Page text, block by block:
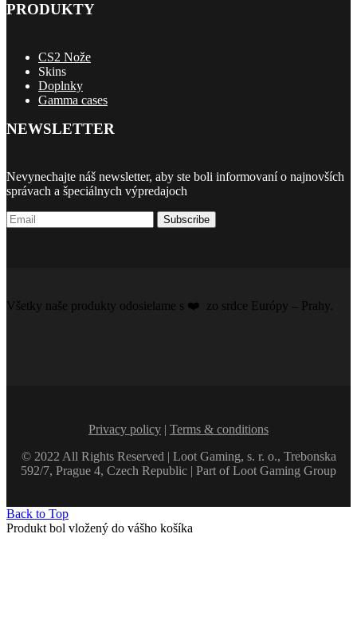
PRODUKTY
CS2 Nože
Skins
Doplnky
Gamma cases
NEWSLETTER
Nevynechajte náš newsletter, aby ste boli informovaní o najnovších
správach a špeciálnych výpredajoch
Subscribe
Všetky naše produkty odosielame s ❤️️ zo srdce Európy – Prahy.
Privacy policy | Terms & conditions
© 2022 All Rights Reserved | Loot Gaming, s. r. o., Trebonska
592/7, Prague 4, Czech Republic | Part of Loot Gaming Group
Back to Top
Produkt bol vložený do vášho košíka